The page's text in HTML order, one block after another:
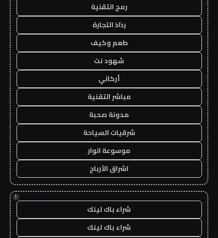
رمح التقنية
رذاذ التجارة
طعم وكيف
شهود نت
أركاني
مباشر التقنية
مدونة صحبة
شرقيات السياحة
موسوعة انوار
اشراق الأرباح
!
شراء باك لينك
شراء باك لينك